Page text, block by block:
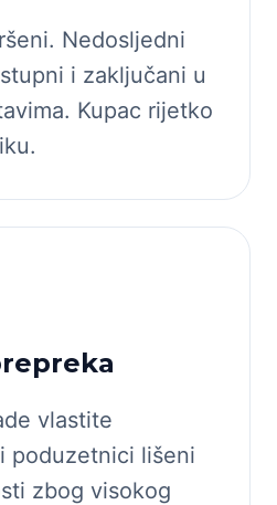
Nedosljedni
i zaključani u
Kupac rijetko
vlastite
poduzetnici lišeni
zbog visokog